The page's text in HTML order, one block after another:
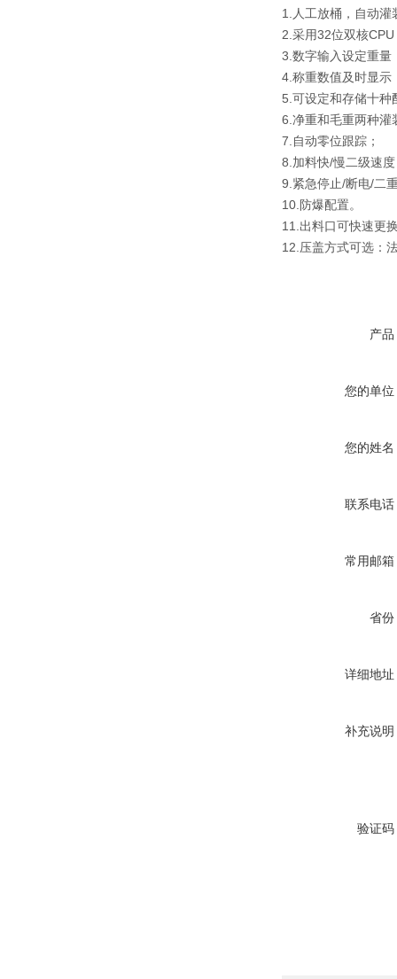
1.人工放桶，自动灌
2.采用32位双核CPU
3.数字输入设定重量
4.称重数值及时显示
5.可设定和存储十种
6.净重和毛重两种灌
7.自动零位跟踪；
8.加料快/慢二级速
9.紧急停止/断电/二
10.防爆配置。
11.出料口可快速更
12.压盖方式可选：
产品
您的单位
您的姓名
联系电话
常用邮箱
省份
详细地址
补充说明
验证码